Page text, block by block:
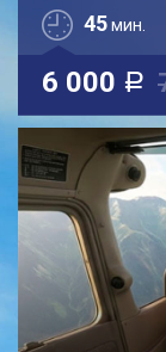
45мин.
6 000 a